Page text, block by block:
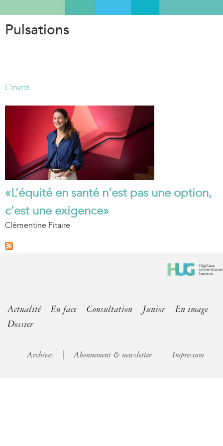
Pulsations
L'invité
«L’équité en santé n’est pas une option,
c’est une exigence»
Clémentine Fitaire
Actualité En face Consultation Junior
En image
Dossier
Archives Abonnement & newsletter Impressum